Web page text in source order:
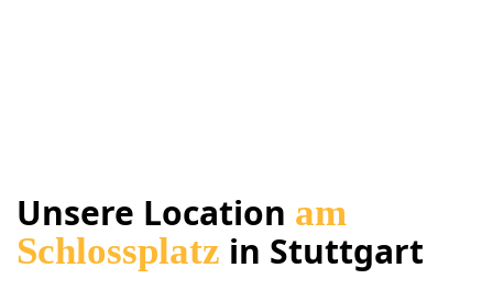
Unsere Location am
Schlossplatz in Stuttgart